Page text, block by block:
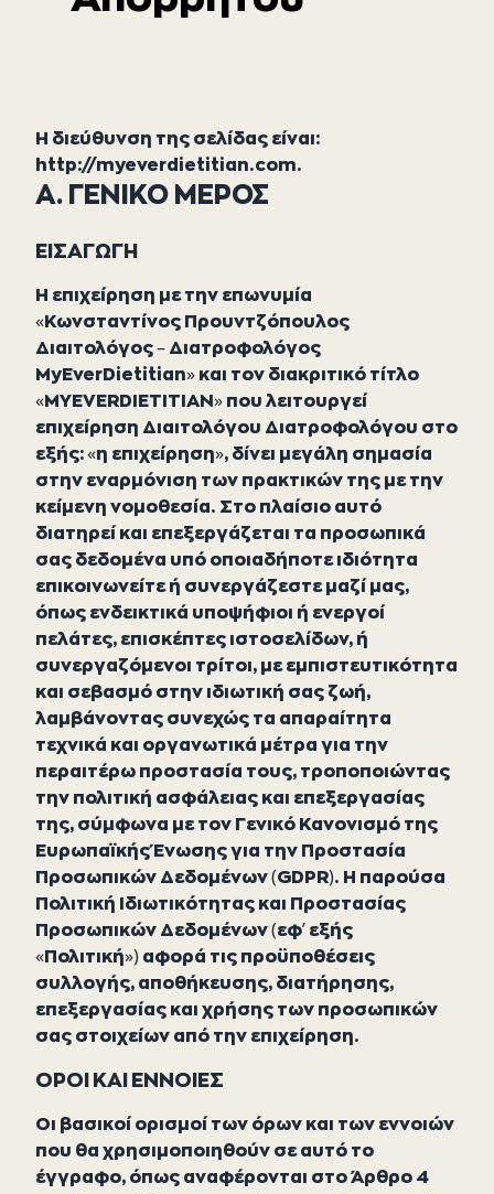
Η διεύθυνση της σελίδας είναι:
http://myeverdietitian.com.
Α. ΓΕΝΙΚΟ ΜΕΡΟΣ
ΕΙΣΑΓΩΓΗ
Η επιχείρηση με την επωνυμία
«Κωνσταντίνος Προυντζόπουλος
Διαιτολόγος – Διατροφολόγος
MyEverDietitian» και τον διακριτικό τίτλο
«MYEVERDIETITIAN» που λειτουργεί
επιχείρηση Διαιτολόγου Διατροφολόγου στο
εξής: «η επιχείρηση», δίνει μεγάλη σημασία
στην εναρμόνιση των πρακτικών της με την
κείμενη νομοθεσία. Στο πλαίσιο αυτό
διατηρεί και επεξεργάζεται τα προσωπικά
σας δεδομένα υπό οποιαδήποτε ιδιότητα
επικοινωνείτε ή συνεργάζεστε μαζί μας,
όπως ενδεικτικά υποψήφιοι ή ενεργοί
πελάτες, επισκέπτες ιστοσελίδων, ή
συνεργαζόμενοι τρίτοι, με εμπιστευτικότητα
και σεβασμό στην ιδιωτική σας ζωή,
λαμβάνοντας συνεχώς τα απαραίτητα
τεχνικά και οργανωτικά μέτρα για την
περαιτέρω προστασία τους, τροποποιώντας
την πολιτική ασφάλειας και επεξεργασίας
της, σύμφωνα με τον Γενικό Κανονισμό της
Ευρωπαϊκής Ένωσης για την Προστασία
Προσωπικών Δεδομένων (GDPR). Η παρούσα
Πολιτική Ιδιωτικότητας και Προστασίας
Προσωπικών Δεδομένων (εφ’ εξής
«Πολιτική») αφορά τις προϋποθέσεις
συλλογής, αποθήκευσης, διατήρησης,
επεξεργασίας και χρήσης των προσωπικών
σας στοιχείων από την επιχείρηση.
ΟΡΟΙ ΚΑΙ ΕΝΝΟΙΕΣ
Οι βασικοί ορισμοί των όρων και των εννοιών
που θα χρησιμοποιηθούν σε αυτό το
έγγραφο, όπως αναφέρονται στο Άρθρο 4